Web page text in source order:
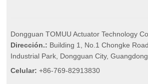
Dongguan TOMUU Actuator Technology
Dirección.: Building 1, No.1 Chongke
Industrial Park, Dongguan City,
Celular:+86-769-82913830